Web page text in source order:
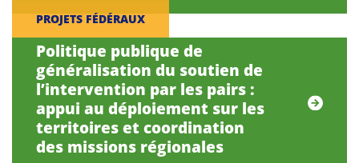
PROJETS FÉDÉRAUX
Politique publique de
généralisation du soutien de
l’intervention par les pairs :
appui au déploiement sur les
territoires et coordination
des missions régionales